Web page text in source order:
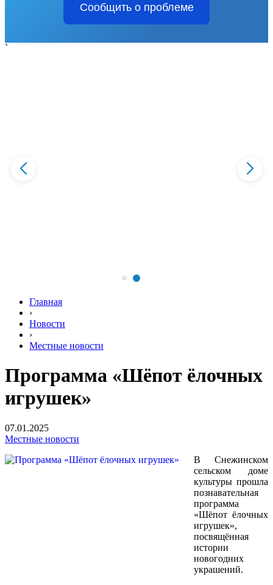
Сообщить о проблеме
`
Главная
›
Новости
›
Местные новости
Программа «Шёпот ёлочных
игрушек»
07.01.2025
Местные новости
В Снежинском
сельском доме
культуры прошла
познавательная
программа
«Шёпот ёлочных
игрушек»,
посвящённая
истории
новогодних
украшений.